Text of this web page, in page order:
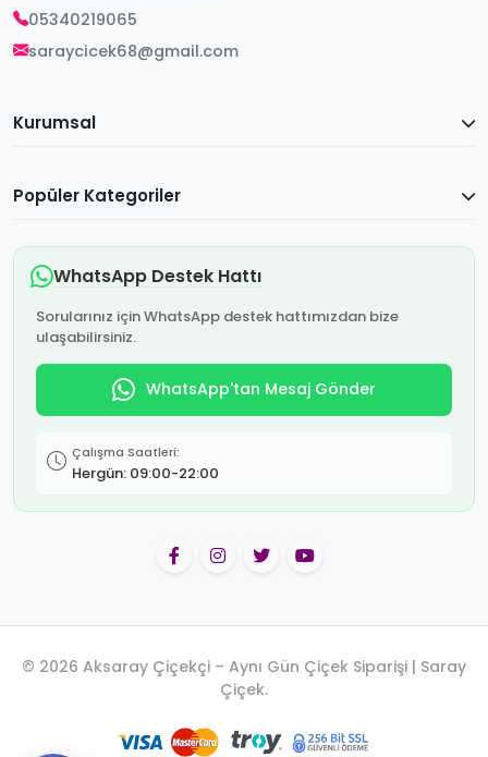
05340219065
saraycicek68@gmail.com
Kurumsal
Popüler Kategoriler
WhatsApp Destek Hattı
Sorularınız için WhatsApp destek hattımızdan bize
ulaşabilirsiniz.
WhatsApp'tan Mesaj Gönder
Çalışma Saatleri:
Hergün: 09:00-22:00
© 2026 Aksaray Çiçekçi – Aynı Gün Çiçek Siparişi | Saray
Çiçek.